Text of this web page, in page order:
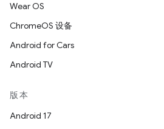
Wear OS
ChromeOS 设备
Android for Cars
Android TV
版本
Android 17